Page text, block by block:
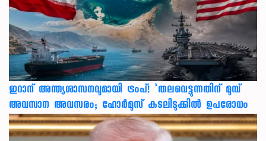
ഇറാന് അന്ത്യശാസനവുമായി ട്രംപ്! ‘തലവെട്ടുന്നതിന് മുമ്പ്
അവസാന അവസരം; ഹോർമുസ് കടലിടുക്കിൽ ഉപരോധം